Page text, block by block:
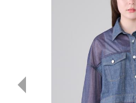
TOPS : トップス
T-SHIRT : Tシャツ
KNIT : ニット
SHIRT : シャツ